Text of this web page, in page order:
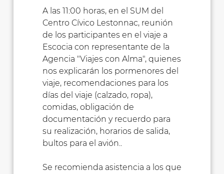
A las 11:00 horas, en el SUM del
Centro Cívico Lestonnac, reunión
de los participantes en el viaje a
Escocia con representante de la
Agencia "Viajes con Alma", quienes
nos explicarán los pormenores del
viaje, recomendaciones para los
días del viaje (calzado, ropa),
comidas, obligación de
documentación y recuerdo para
su realización, horarios de salida,
bultos para el avión..
Se recomienda asistencia a los que